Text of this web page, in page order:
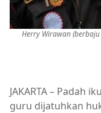
Herry Wirawan
JAKARTA – Padah
guru dijatuhkan